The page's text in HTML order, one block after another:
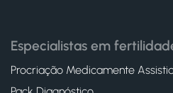
Especialistas em
Procriação Medicamente